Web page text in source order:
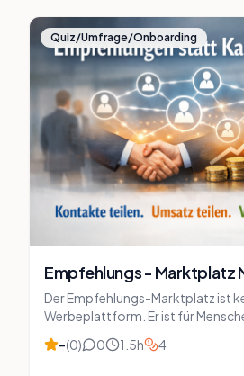
Quiz/Umfrage/Onboarding
Empfehlungs - Marktplatz
Der Empfehlungs-Marktplatz ist
Werbeplattform. Er ist für
Empfehlungen, praxiserprobte
Austausch wollen.
–(0) 0 1.5h 4